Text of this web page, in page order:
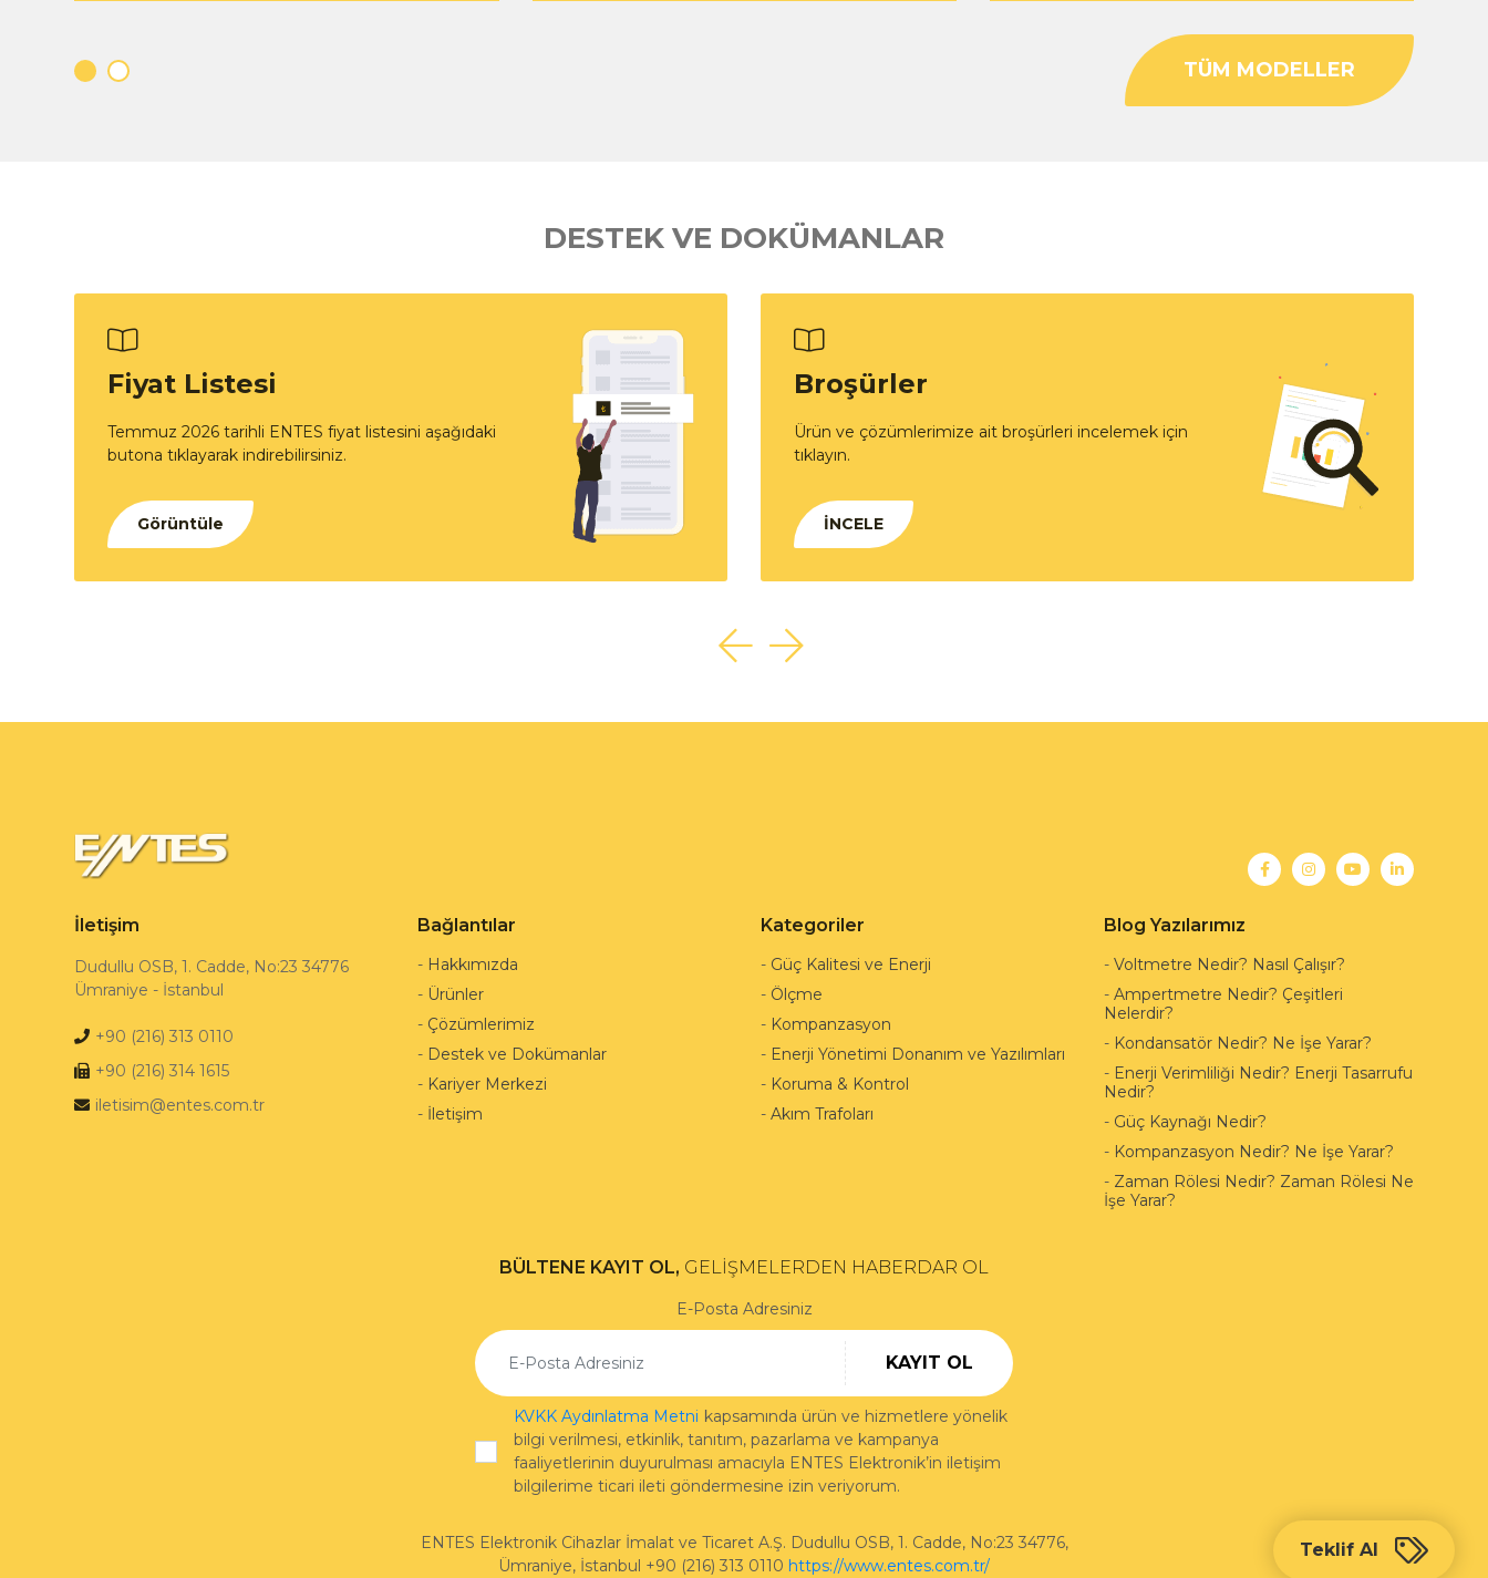
TÜM MODELLER
DESTEK VE DOKÜMANLAR
Fiyat Listesi
Temmuz 2026 tarihli ENTES fiyat listesini aşağıdaki
butona tıklayarak indirebilirsiniz.
Görüntüle
Broşürler
Ürün ve çözümlerimize ait broşürleri incelemek için
tıklayın.
İNCELE
İletişim
Dudullu OSB, 1. Cadde, No:23 34776
Ümraniye - İstanbul
+90 (216) 313 0110
+90 (216) 314 1615
iletisim@entes.com.tr
Bağlantılar
- Hakkımızda
- Ürünler
- Çözümlerimiz
- Destek ve Dokümanlar
- Kariyer Merkezi
- İletişim
Kategoriler
- Güç Kalitesi ve Enerji
- Ölçme
- Kompanzasyon
- Enerji Yönetimi Donanım ve Yazılımları
- Koruma & Kontrol
- Akım Trafoları
Blog Yazılarımız
- Voltmetre Nedir? Nasıl Çalışır?
- Ampertmetre Nedir? Çeşitleri
Nelerdir?
- Kondansatör Nedir? Ne İşe Yarar?
- Enerji Verimliliği Nedir? Enerji Tasarrufu
Nedir?
- Güç Kaynağı Nedir?
- Kompanzasyon Nedir? Ne İşe Yarar?
- Zaman Rölesi Nedir? Zaman Rölesi Ne
İşe Yarar?
BÜLTENE KAYIT OL, GELİŞMELERDEN HABERDAR OL
E-Posta Adresiniz
KAYIT OL
KVKK Aydınlatma Metni kapsamında ürün ve hizmetlere yönelik
bilgi verilmesi, etkinlik, tanıtım, pazarlama ve kampanya
faaliyetlerinin duyurulması amacıyla ENTES Elektronik’in iletişim
bilgilerime ticari ileti göndermesine izin veriyorum.
ENTES Elektronik Cihazlar İmalat ve Ticaret A.Ş. Dudullu OSB, 1. Cadde, No:23 34776,
Ümraniye, İstanbul +90 (216) 313 0110 https://www.entes.com.tr/
Teklif Al